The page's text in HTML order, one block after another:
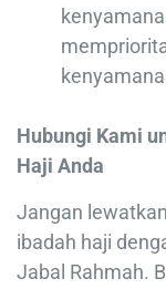
Hubungi Kami
Haji Anda
Jangan
ibadah haji
Jabal Rahmah.